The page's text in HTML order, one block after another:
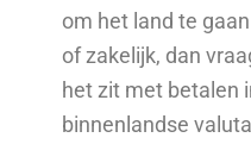
om het land te
of zakelijk, dan
het zit met betalen
binnenlandse